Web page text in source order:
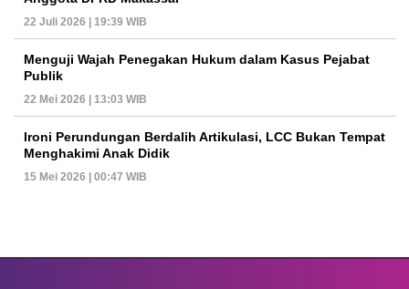
22 Juli 2026 | 19:39 WIB
Menguji Wajah Penegakan Hukum dalam Kasus Pejabat
Publik
22 Mei 2026 | 13:03 WIB
Ironi Perundungan Berdalih Artikulasi, LCC Bukan Tempat
Menghakimi Anak Didik
15 Mei 2026 | 00:47 WIB